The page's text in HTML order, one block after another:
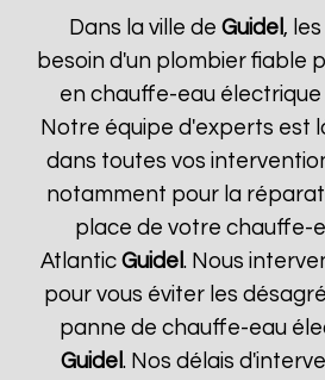
Dans la ville deGuidel,
besoin d'un plombier fiable
en chauffe-eau
Notre équipe d'experts est
dans toutes vos
notamment pour la
place de votre chauffe-
Atlantic Guidel . Nous
pour vous éviter les
panne de chauffe-eau
Guidel . Nos délais